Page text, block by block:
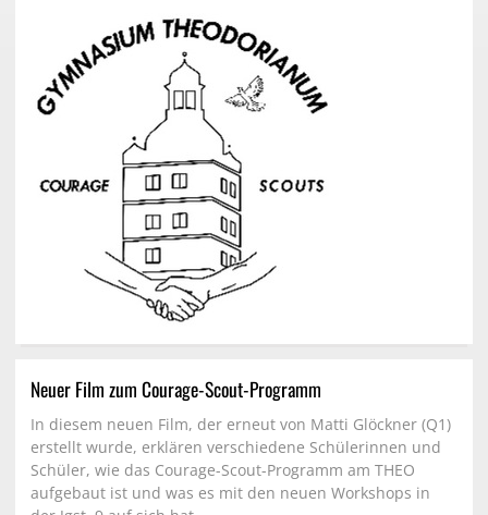
Neuer Film zum Courage-Scout-Programm
In diesem neuen Film, der erneut von Matti Glöckner (Q1)
erstellt wurde, erklären verschiedene Schülerinnen und
Schüler, wie das Courage-Scout-Programm am THEO
aufgebaut ist und was es mit den neuen Workshops in